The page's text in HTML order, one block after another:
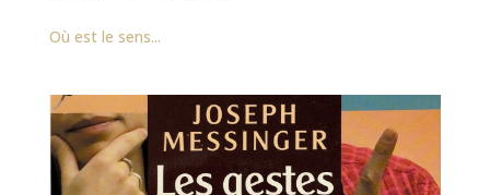
Où est le sens...